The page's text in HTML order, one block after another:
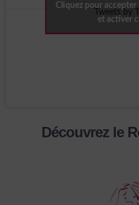
Tweets by
Cliquez pour
et activer
Découvrez le